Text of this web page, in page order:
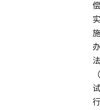
偿
实
施
办
法
（
试
行